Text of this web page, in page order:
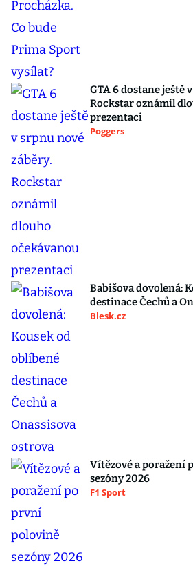
GTA 6 dostane ještě
Rockstar oznámil
prezentaci
Poggers
Babišova dovolená:
destinace Čechů a
Blesk.cz
Vítězové a poražení
sezóny 2026
F1 Sport